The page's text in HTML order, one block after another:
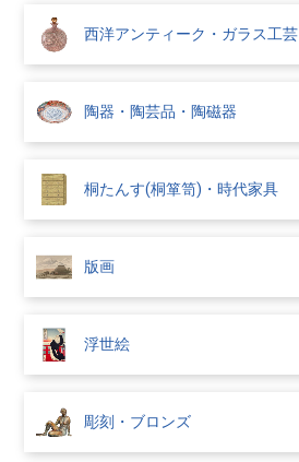
西洋アンティーク・ガラス工芸
陶器・陶芸品・陶磁器
桐たんす(桐箪笥)・時代家具
版画
浮世絵
彫刻・ブロンズ